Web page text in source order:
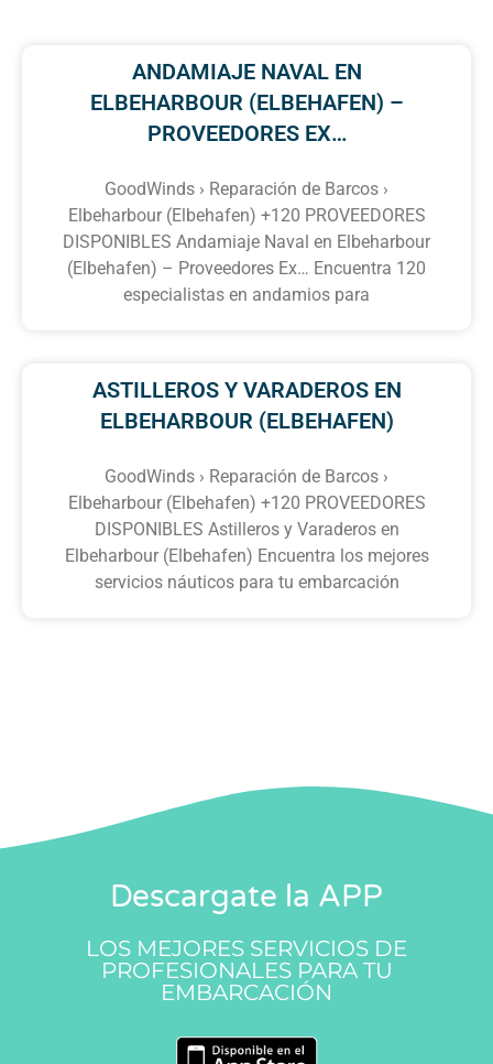
ANDAMIAJE NAVAL EN
ELBEHARBOUR (ELBEHAFEN) –
PROVEEDORES EX…
GoodWinds › Reparación de Barcos ›
Elbeharbour (Elbehafen) +120 PROVEEDORES
DISPONIBLES Andamiaje Naval en Elbeharbour
(Elbehafen) – Proveedores Ex… Encuentra 120
especialistas en andamios para
ASTILLEROS Y VARADEROS EN
ELBEHARBOUR (ELBEHAFEN)
GoodWinds › Reparación de Barcos ›
Elbeharbour (Elbehafen) +120 PROVEEDORES
DISPONIBLES Astilleros y Varaderos en
Elbeharbour (Elbehafen) Encuentra los mejores
servicios náuticos para tu embarcación
Descargate la APP
LOS MEJORES SERVICIOS DE
PROFESIONALES PARA TU
EMBARCACIÓN